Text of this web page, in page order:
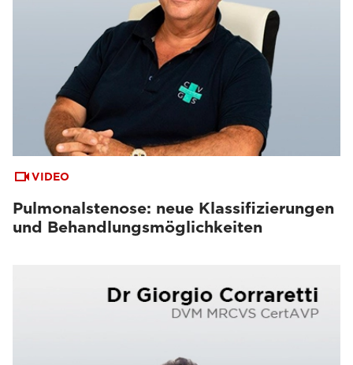
VIDEO
Pulmonalstenose: neue Klassifizierungen
und Behandlungsmöglichkeiten